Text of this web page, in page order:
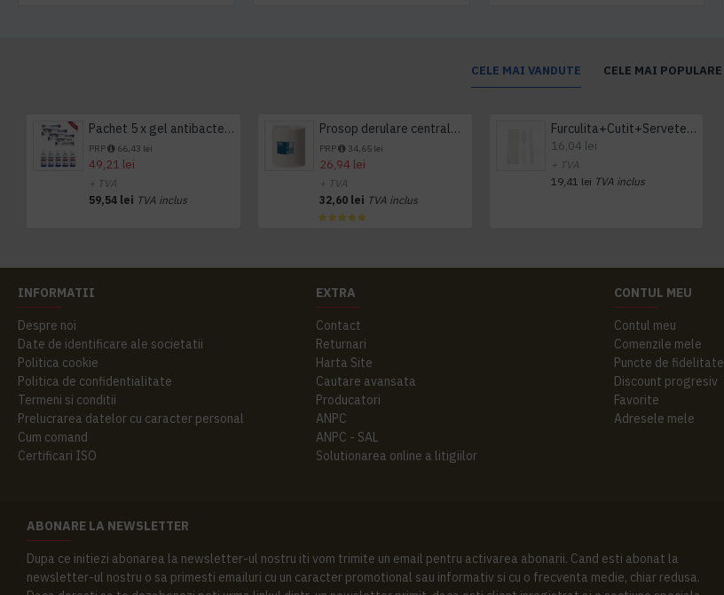
CELE MAI VANDUTE CELE MAI POPULARE
Pachet 5 x gel antibacterian 50ml si 3 x Servetele antibacteriene 48 buc Hygienium
PRP 66,43 lei
49,21 lei
+ TVA
59,54 lei TVA inclus
Prosop derulare centrala 1 pliu, 300 m Tork
PRP 34,65 lei
26,94 lei
+ TVA
32,60 lei TVA inclus
Furculita+Cutit+Servetel 100buc/set
16,04 lei
+ TVA
19,41 lei TVA inclus
INFORMATII
Despre noi
Date de identificare ale societatii
Politica cookie
Politica de confidentialitate
Termeni si conditii
Prelucrarea datelor cu caracter personal
Cum comand
Certificari ISO
EXTRA
Contact
Returnari
Harta Site
Cautare avansata
Producatori
ANPC
ANPC - SAL
Solutionarea online a litigiilor
CONTUL MEU
Contul meu
Comenzile mele
Puncte de fidelitate
Discount progresiv
Favorite
Adresele mele
ABONARE LA NEWSLETTER
Dupa ce initiezi abonarea la newsletter-ul nostru iti vom trimite un email pentru activarea abonarii. Cand esti abonat la
newsletter-ul nostru o sa primesti emailuri cu un caracter promotional sau informativ si cu o frecventa medie, chiar redusa.